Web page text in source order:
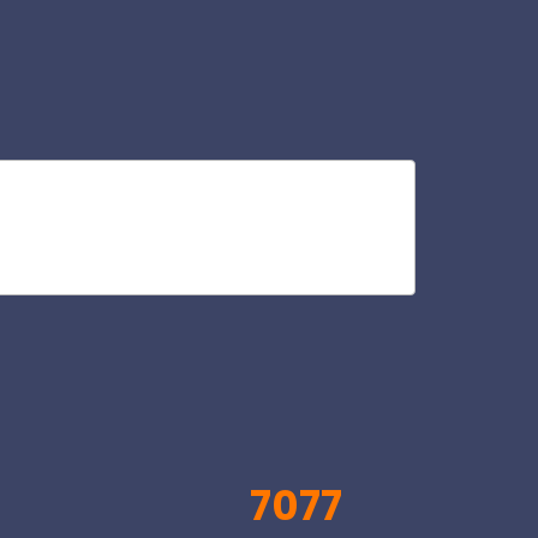
7077